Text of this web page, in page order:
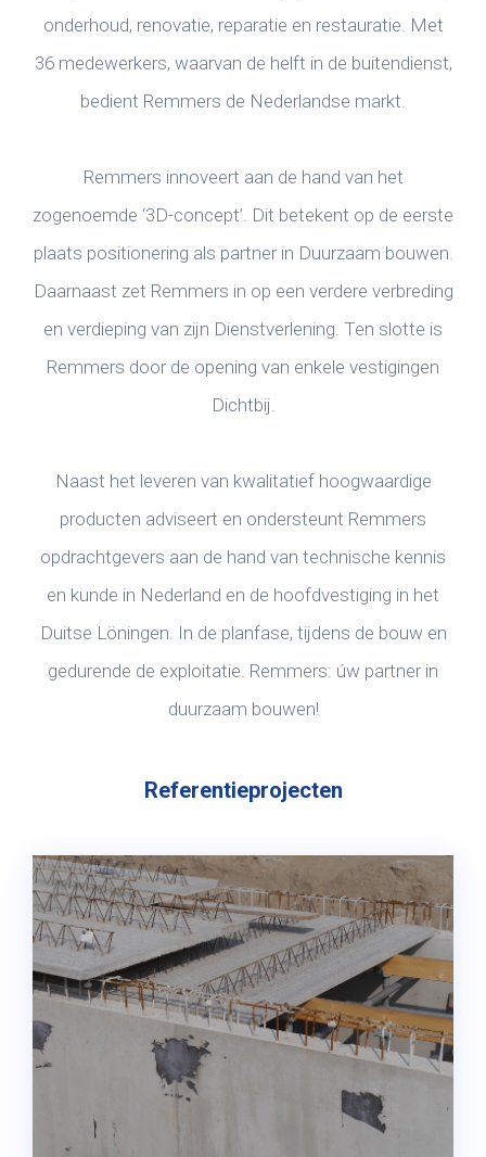
onderhoud, renovatie, reparatie en restauratie. Met
36 medewerkers, waarvan de helft in de buitendienst,
bedient Remmers de Nederlandse markt.
Remmers innoveert aan de hand van het
zogenoemde ‘3D-concept’. Dit betekent op de eerste
plaats positionering als partner in Duurzaam bouwen.
Daarnaast zet Remmers in op een verdere verbreding
en verdieping van zijn Dienstverlening. Ten slotte is
Remmers door de opening van enkele vestigingen
Dichtbij.
Naast het leveren van kwalitatief hoogwaardige
producten adviseert en ondersteunt Remmers
opdrachtgevers aan de hand van technische kennis
en kunde in Nederland en de hoofdvestiging in het
Duitse Löningen. In de planfase, tijdens de bouw en
gedurende de exploitatie. Remmers: úw partner in
duurzaam bouwen!
Referentieprojecten